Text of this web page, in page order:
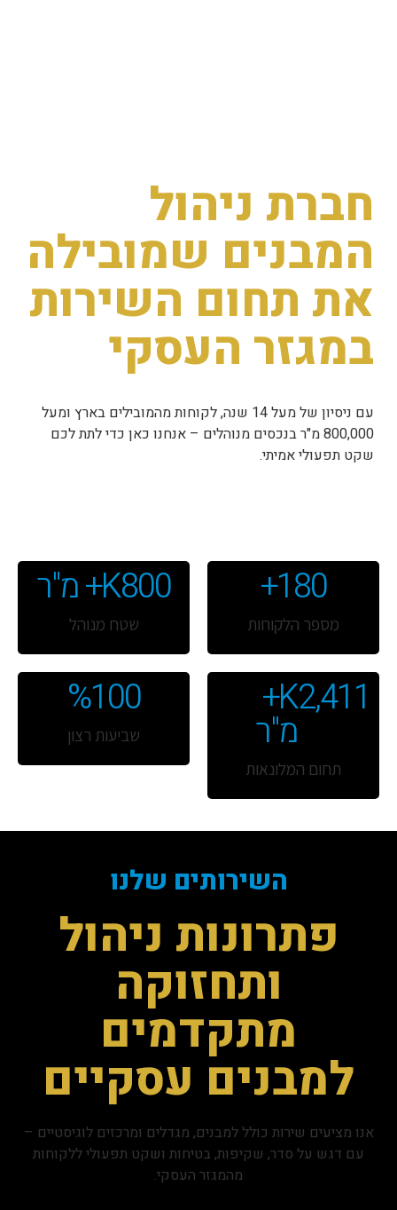
חברת ניהול
המבנים שמובילה
את תחום השירות
במגזר העסקי
עם ניסיון של מעל 14 שנה, לקוחות מהמובילים בארץ ומעל
800,000 מ"ר בנכסים מנוהלים – אנחנו כאן כדי לתת לכם
שקט תפעולי אמיתי.
מספר הלקוחות
180
+
שטח מנוהל
800K+ מ"ר
תחום המלונאות
2,411
מ"ר שביעות רצון
100
%
השירותים שלנו
פתרונות ניהול
ותחזוקה
מתקדמים
למבנים עסקיים
אנו מציעים שירות כולל למבנים, מגדלים ומרכזים לוגיסטיים –
עם דגש על סדר, שקיפות, בטיחות ושקט תפעולי ללקוחות
מהמגזר העסקי.